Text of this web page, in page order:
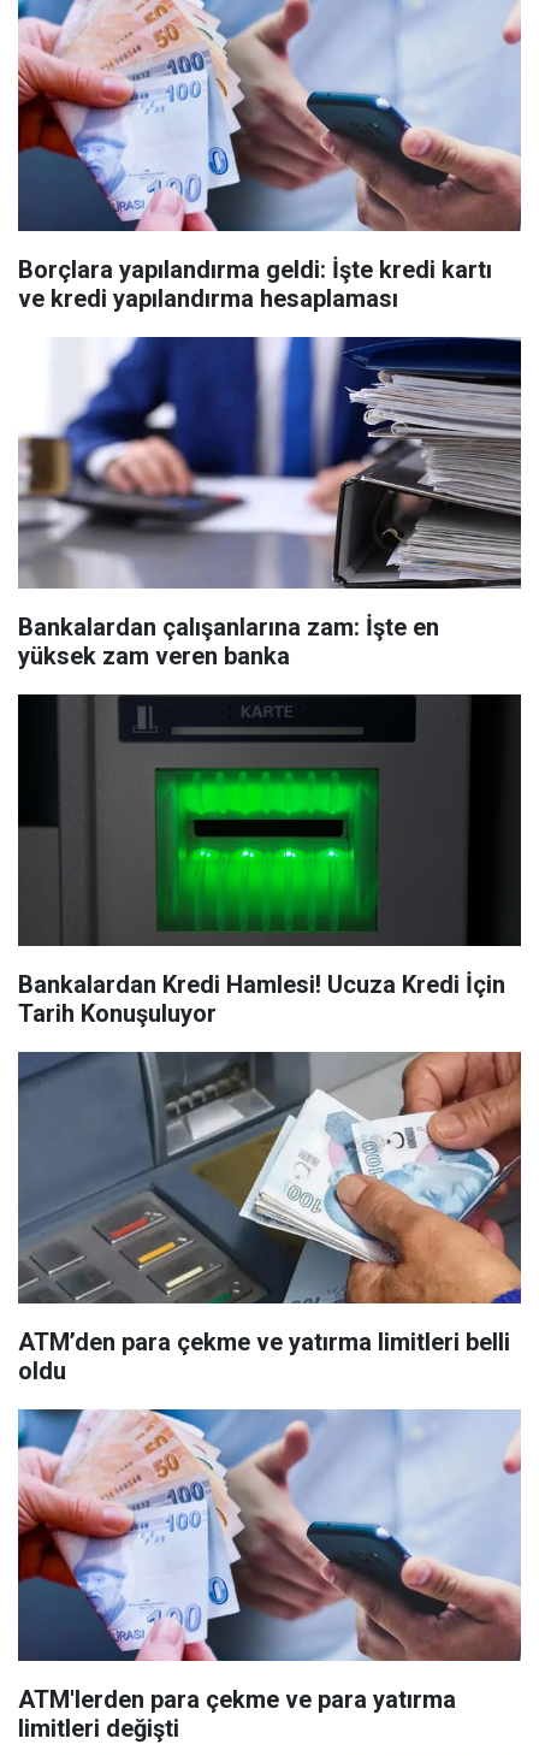
Borçlara yapılandırma geldi: İşte kredi kartı
ve kredi yapılandırma hesaplaması
Bankalardan çalışanlarına zam: İşte en
yüksek zam veren banka
Bankalardan Kredi Hamlesi! Ucuza Kredi İçin
Tarih Konuşuluyor
ATM’den para çekme ve yatırma limitleri belli
oldu
ATM'lerden para çekme ve para yatırma
limitleri değişti